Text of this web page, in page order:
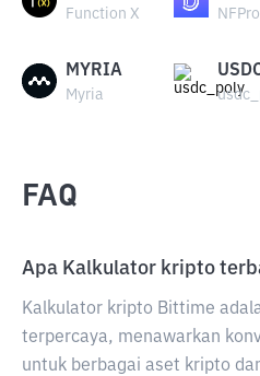
Function X
MYRIA
Myria
FAQ
Apa Kalkulator kripto
Kalkulator kripto Bittime
terpercaya, menawarkan
untuk berbagai aset kripto